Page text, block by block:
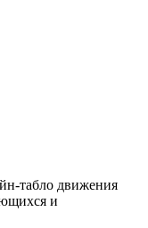
табло движения
и